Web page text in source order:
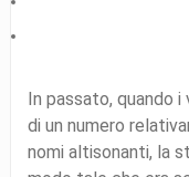
In passato, quando
di un numero
nomi altisonanti, la